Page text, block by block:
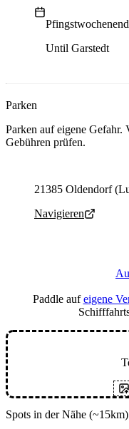
Until Garstedt
Parken
Parken auf eigene Gefahr.
Gebühren prüfen.
21385 Oldendorf
Navigieren
Paddle aufeigene
Spots in der Nähe (~15km)